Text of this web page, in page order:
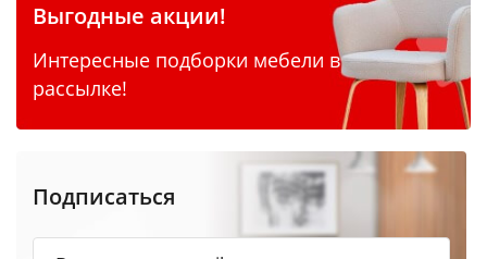
Выгодные акции!
Интересные подборки мебели в
рассылке!
Подписаться